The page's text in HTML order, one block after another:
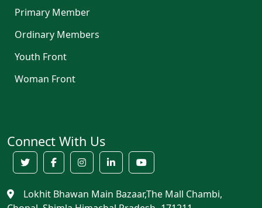
Primary Member
Ordinary Members
Youth Front
Woman Front
Connect With Us
Lokhit Bhawan Main Bazaar,The Mall Chambi,